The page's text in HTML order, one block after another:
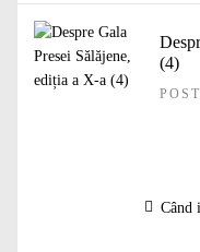
(4)
Când